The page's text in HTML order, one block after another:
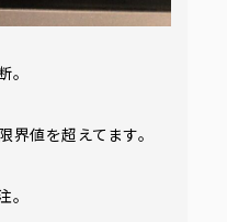
値を超えてます。